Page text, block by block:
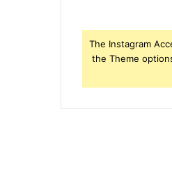
The Instagram
the Theme